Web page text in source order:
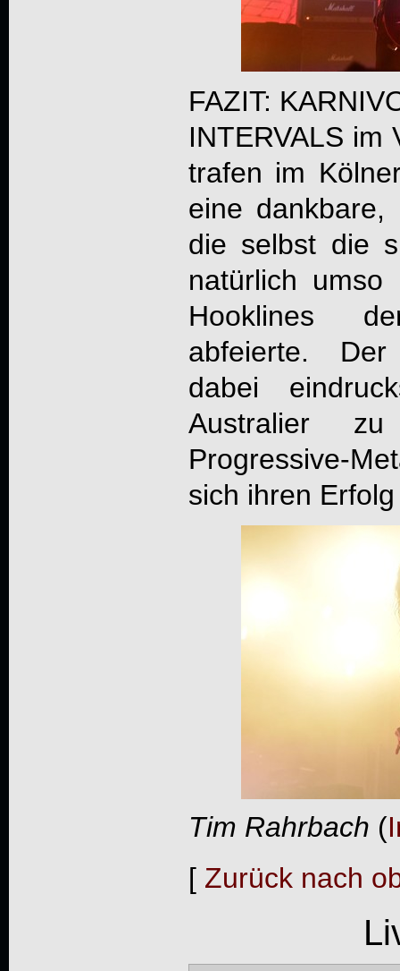
FAZIT:
INTERVALS im
trafen im
eine dankbare,
die selbst die
natürlich
Hooklines
abfeierte.
dabei
Australier
Progressive-
sich ihren
Tim Rahrbach (
[ Zurück nach